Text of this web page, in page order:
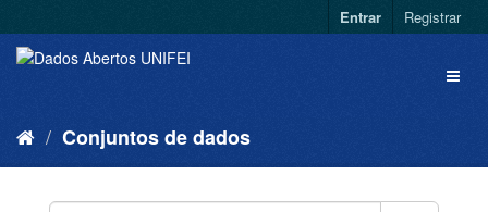
Entrar Registrar
Conjuntos de dados